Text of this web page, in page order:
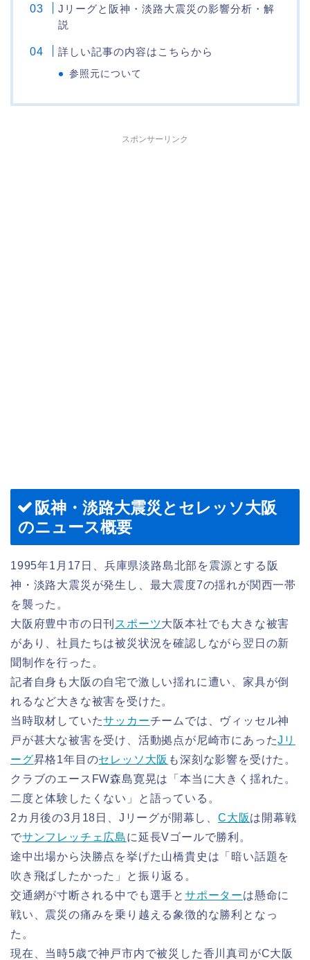
Jリーグと阪神・淡路大震災の影響分析・解
説
詳しい記事の内容はこちらから
参照元について
スポンサーリンク
阪神・淡路大震災とセレッソ大阪
のニュース概要
1995年1月17日、兵庫県淡路島北部を震源とする阪
神・淡路大震災が発生し、最大震度7の揺れが関西一帯
を襲った。
大阪府豊中市の日刊 スポーツ大阪本社でも大きな被害
があり、社員たちは被災状況を確認しながら翌日の新
聞制作を行った。
記者自身も大阪の自宅で激しい揺れに遭い、家具が倒
れるなど大きな被害を受けた。
当時取材していたサッカーチームでは、ヴィッセル神
戸が甚大な被害を受け、活動拠点が尼崎市にあったJリ
ーグ昇格1年目のセレッソ大阪 も深刻な影響を受けた。
クラブのエースFW森島寛晃は「本当に大きく揺れた。
二度と体験したくない」と語っている。
2カ月後の3月18日、Jリーグが開幕し、 C大阪は開幕戦
でサンフレッチェ広島に延長Vゴールで勝利。
途中出場から決勝点を挙げた山橋貴史は「暗い話題を
吹き飛ばしたかった」と振り返る。
交通網が寸断される中でも選手とサポーターは懸命に
戦い、震災の痛みを乗り越える象徴的な勝利となっ
た。
現在、当時5歳で神戸市内で被災した香川真司がC大阪